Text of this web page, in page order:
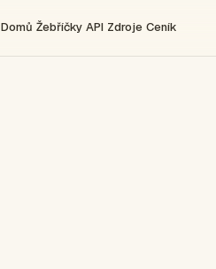
Domů Žebříčky API Zdroje Ceník